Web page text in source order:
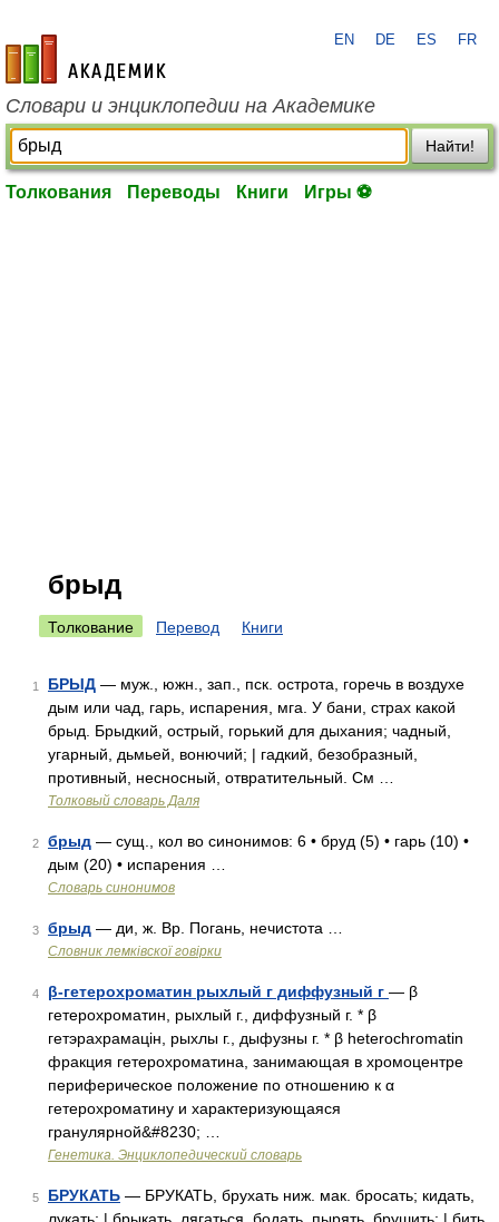
academic.ru
EN DE ES FR
Словари и энциклопедии на Академике
Найти!
Толкования Переводы Книги Игры ⚽
брыд
Толкование Перевод Книги
1 БРЫД — муж., южн., зап., пск. острота, горечь в воздухе
дым или чад, гарь, испарения, мга. У бани, страх какой
брыд. Брыдкий, острый, горький для дыхания; чадный,
угарный, дьмьей, вонючий; | гадкий, безобразный,
противный, несносный, отвратительный. См …
Толковый словарь Даля
2 брыд — сущ., кол во синонимов: 6 • бруд (5) • гарь (10) •
дым (20) • испарения …
Словарь синонимов
3 брыд — ди, ж. Вр. Погань, нечистота …
Словник лемківскої говірки
4 β-гетерохроматин рыхлый г диффузный г — β
гетерохроматин, рыхлый г., диффузный г. * β
гетэрахрамацін, рыхлы г., дыфузны г. * β heterochromatin
фракция гетерохроматина, занимающая в хромоцентре
периферическое положение по отношению к α
гетерохроматину и характеризующаяся
гранулярной&#8230; …
Генетика. Энциклопедический словарь
5 БРУКАТЬ — БРУКАТЬ, брухать ниж. мак. бросать; кидать,